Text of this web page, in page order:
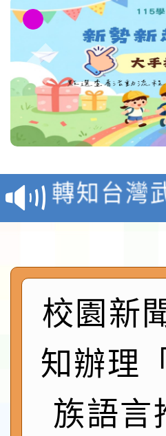
116學年
生入學前
轉知台灣
月29日中
「抗生素
動」插畫
淨零綠生
會
地景藝術
115年8月
桃園市孔
開 智慧啟
轉知國立
校園新
知辦理
族語言